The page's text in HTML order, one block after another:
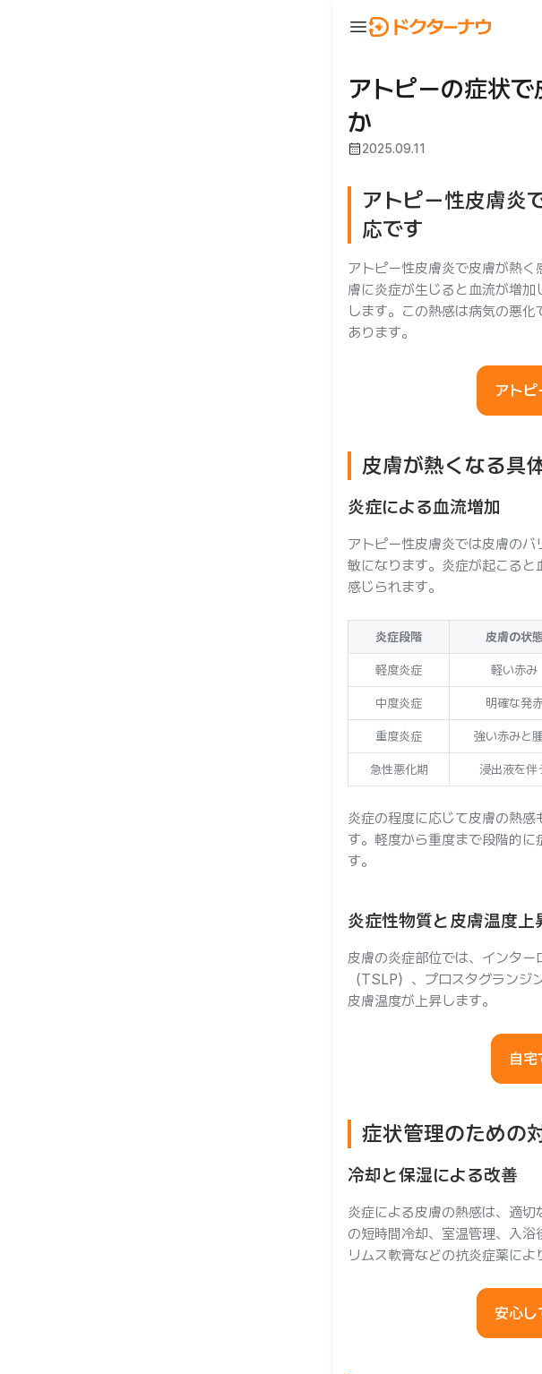
menu
アトピーの症状
か
calendar_month2025.09.11
アトピー性皮膚炎
応です
アトピー性皮膚炎で皮膚が熱く
膚に炎症が生じると血流が増
します。この熱感は病気の悪
あります。
アトピ
皮膚が熱くなる具
炎症による血流増加
アトピー性皮膚炎では皮膚の
敏になります。炎症が起こると
感じられます。
炎症段階 皮膚の状態
軽度炎症 軽い赤み
中度炎症 明確な発
重度炎症 強い赤みと
急性悪化期 浸出液を伴
炎症の程度に応じて皮膚の熱
す。軽度から重度まで段階的
す。
炎症性物質と皮膚温度上
皮膚の炎症部位では、インタ
（TSLP）、プロスタグラン
皮膚温度が上昇します。
自
症状管理のための
冷却と保湿による改善
炎症による皮膚の熱感は、適
の短時間冷却、室温管理、入
リムス軟膏などの抗炎症薬によ
安心し